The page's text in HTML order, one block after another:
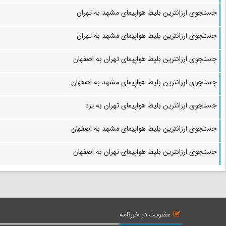
جستجوی ارزانترین بلیط هواپیمای مشهد به تهران
جستجوی ارزانترین بلیط هواپیمای مشهد به تهران
جستجوی ارزانترین بلیط هواپیمای تهران به اصفهان
جستجوی ارزانترین بلیط هواپیمای مشهد به اصفهان
جستجوی ارزانترین بلیط هواپیمای تهران به یزد
جستجوی ارزانترین بلیط هواپیمای مشهد به اصفهان
جستجوی ارزانترین بلیط هواپیمای تهران به اصفهان
عضویت در خبرنامه